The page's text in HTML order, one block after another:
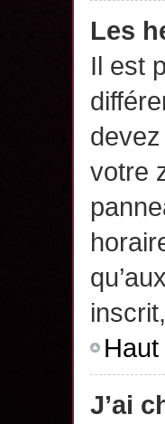
Les
Il est
votre
Haut
J’ai